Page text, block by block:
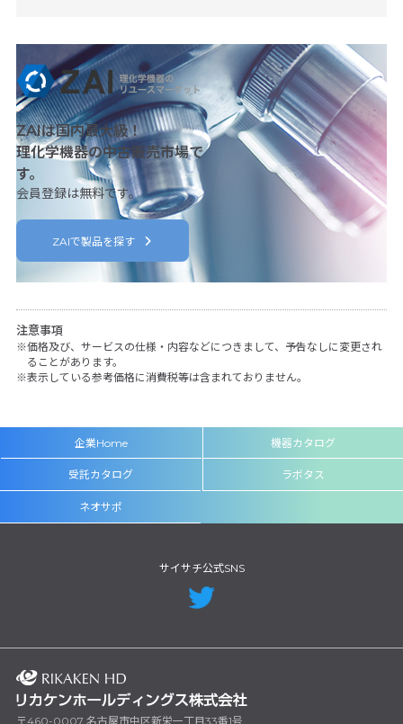
ZAIは国内最大級！
理化学機器の中古販売市場で
す。
会員登録は無料です。
ZAIで製品を探す
注意事項
価格及び、サービスの仕様・内容などにつきまして、予告なしに変更され
ることがあります。
表示している参考価格に消費税等は含まれておりません。
企業Home 機器カタログ
受託カタログ ラボタス
ネオサポ
サイサチ公式SNS
〒460-0007 名古屋市中区新栄一丁目33番1号